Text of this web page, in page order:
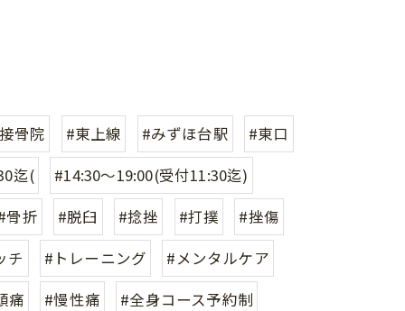
骨院 #東上線 #みずほ台駅
#東口
迄(
#14:30〜19:00(受付11:30迄)
骨折 #脱臼 #捻挫 #打撲
#挫傷
チ #トレーニング
#メンタルケア
痛 #慢性痛
#全身コース予約制